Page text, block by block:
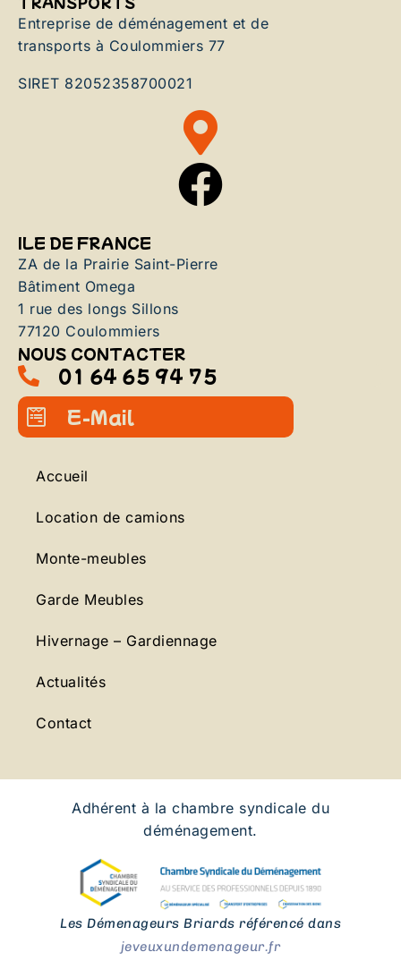
Entreprise de déménagement et de
transports à Coulommiers 77
SIRET 82052358700021
ILE DE FRANCE
ZA de la Prairie Saint-Pierre
Bâtiment Omega
1 rue des longs Sillons
77120 Coulommiers
NOUS CONTACTER
01 64 65 94 75
E-Mail
Accueil
Location de camions
Monte-meubles
Garde Meubles
Hivernage – Gardiennage
Actualités
Contact
Adhérent à la chambre syndicale du
déménagement.
Les Démenageurs Briards référencé dans
jeveuxundemenageur.fr